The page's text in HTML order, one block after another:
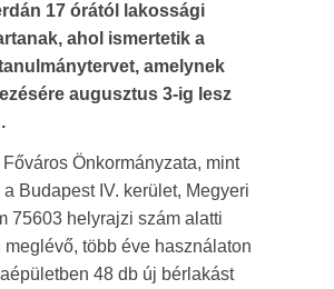
17 órától lakossági
ahol ismertetik a
amelynek
augusztus 3-ig lesz
Főváros Önkormányzata, mint
Budapest IV. kerület, Megyeri
75603 helyrajzi szám alatti
meglévő, több éve használaton
48 db új bérlakást